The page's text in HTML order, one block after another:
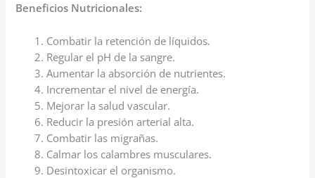
Beneficios Nutricionales:
Combatir la retención de líquidos.
Regular el pH de la sangre.
Aumentar la absorción de nutrientes.
Incrementar el nivel de energía.
Mejorar la salud vascular.
Reducir la presión arterial alta.
Combatir las migrañas.
Calmar los calambres musculares.
Desintoxicar el organismo.